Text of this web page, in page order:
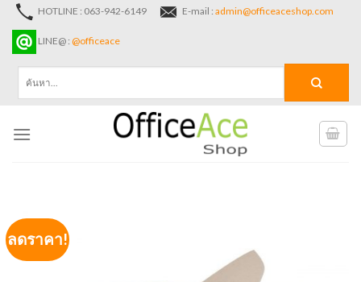
Skip
content
HOTLINE : 063-942-6149 E-mail : admin@officeaceshop.com
LINE@ : @officeace
ลดราคา!